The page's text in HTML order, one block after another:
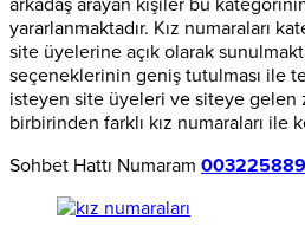
yararlanmaktadır. Kız numaraları
site üyelerine açık olarak
seçeneklerinin geniş tutulması ile
isteyen site üyeleri ve siteye
birbirinden farklı kız numaraları
Sohbet Hattı Numaram